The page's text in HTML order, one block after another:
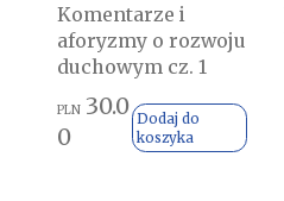
Komentarze i
aforyzmy o rozwoju
duchowym cz. 1
PLN 30.0
0
Dodaj do
koszyka